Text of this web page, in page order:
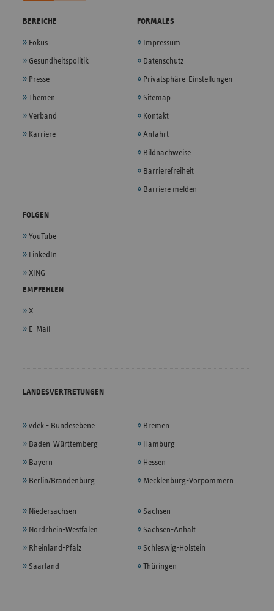
BEREICHE
Fokus
Gesundheitspolitik
Presse
Themen
Verband
Karriere
FORMALES
Impressum
Datenschutz
Privatsphäre-Einstellungen
Sitemap
Kontakt
Anfahrt
Bildnachweise
Barrierefreiheit
Barriere melden
FOLGEN
YouTube
LinkedIn
XING
EMPFEHLEN
X
E-Mail
LANDESVERTRETUNGEN
vdek - Bundesebene
Baden-Württemberg
Bayern
Berlin/Brandenburg
Bremen
Hamburg
Hessen
Mecklenburg-Vorpommern
Niedersachsen
Nordrhein-Westfalen
Rheinland-Pfalz
Saarland
Sachsen
Sachsen-Anhalt
Schleswig-Holstein
Thüringen